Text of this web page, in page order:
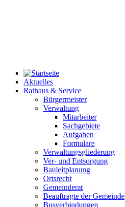
Aktuelles
Rathaus & Service
Bürgermeister
Verwaltung
Mitarbeiter
Sachgebiete
Aufgaben
Formulare
Verwaltungsgliederung
Ver- und Entsorgung
Bauleitplanung
Ortsrecht
Gemeinderat
Beauftragte der Gemeinde
Busverbindungen